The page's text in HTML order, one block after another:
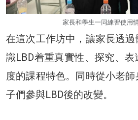
家長和學生一同練習使用情
在這次工作坊中，讓家長透
識LBD着重真實性、探究、
度的課程特色。同時從小老
子們參與LBD後的改變。